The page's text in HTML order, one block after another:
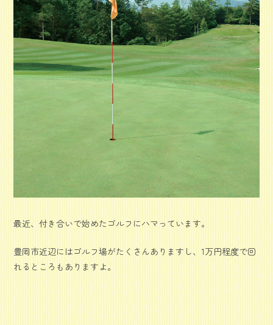
最近、付き合いで始めたゴルフにハマっています。
豊岡市近辺にはゴルフ場がたくさんありますし、1万円程度で回
れるところもありますよ。